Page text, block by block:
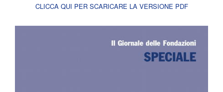
CLICCA QUI PER SCARICARE LA VERSIONE PDF